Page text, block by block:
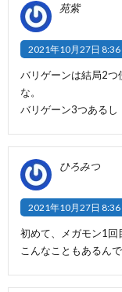
苑紫
2021年10月27日 8:36
バリゲーンは結局2
な。
バリゲーン3つあるし
ひろみつ
2021年10月27日 8:36
初めて、メガモン1回
こんなこともあるんで